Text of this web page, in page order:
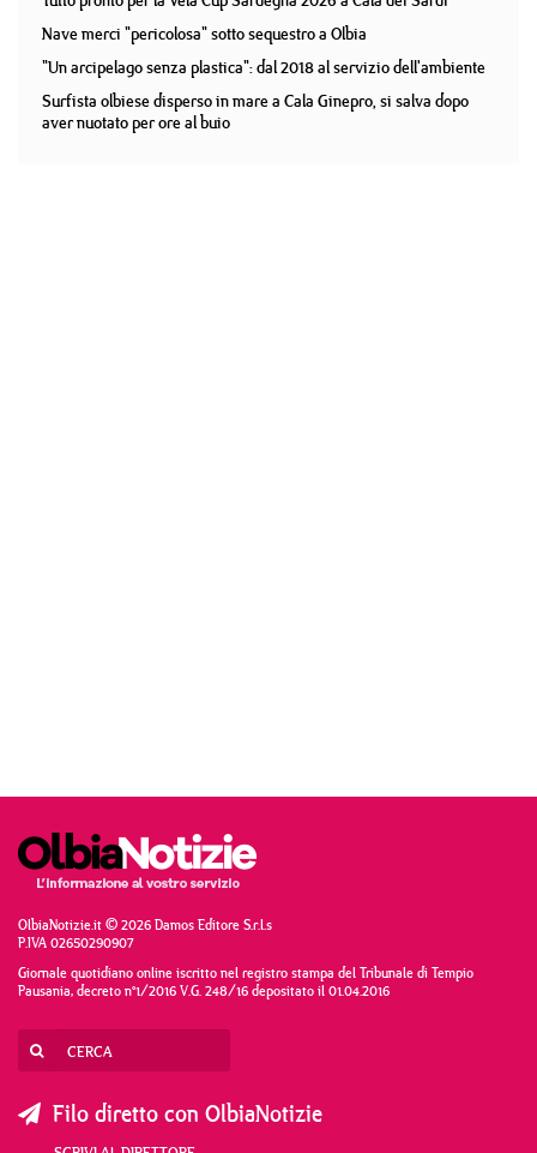
Nave merci "pericolosa" sotto sequestro a Olbia
"Un arcipelago senza plastica": dal 2018 al servizio dell'ambiente
Surfista olbiese disperso in mare a Cala Ginepro, si salva dopo
aver nuotato per ore al buio
OlbiaNotizie.it © 2026 Damos Editore S.r.l.s
P.IVA 02650290907
Giornale quotidiano online iscritto nel registro stampa del Tribunale di Tempio
Pausania, decreto n°1/2016 V.G. 248/16 depositato il 01.04.2016
Filo diretto con OlbiaNotizie